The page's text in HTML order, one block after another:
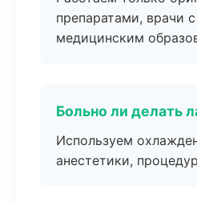
препаратами, врачи
медицинским
Больно ли делать
Используем
анестетики,